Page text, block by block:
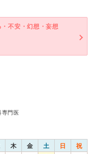
不安・幻想・妄想
専門医
木 金 土 日 祝